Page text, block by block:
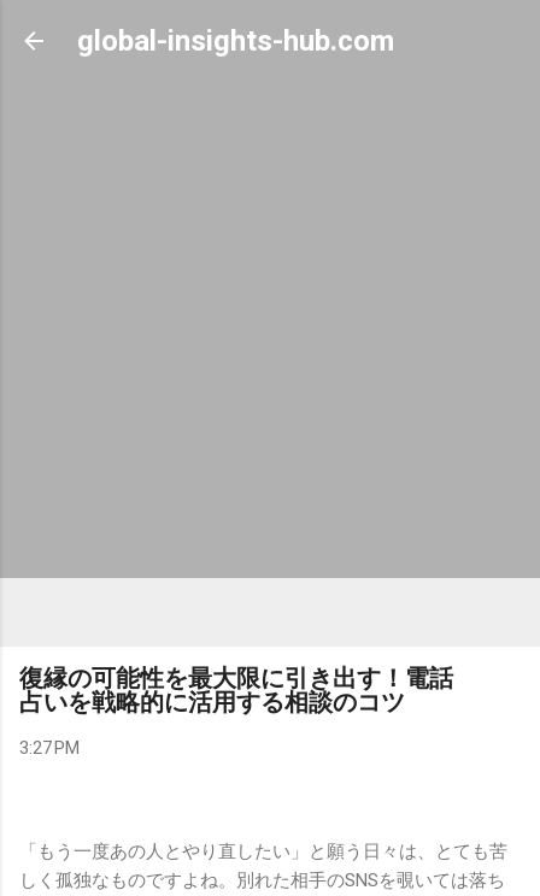
Skip to main content
global-insights-hub.com
復縁の可能性を最大限に引き出す！電話
占いを戦略的に活用する相談のコツ
3:27 PM
「もう一度あの人とやり直したい」と願う日々は、とても苦
しく孤独なものですよね。別れた相手のSNSを覗いては落ち